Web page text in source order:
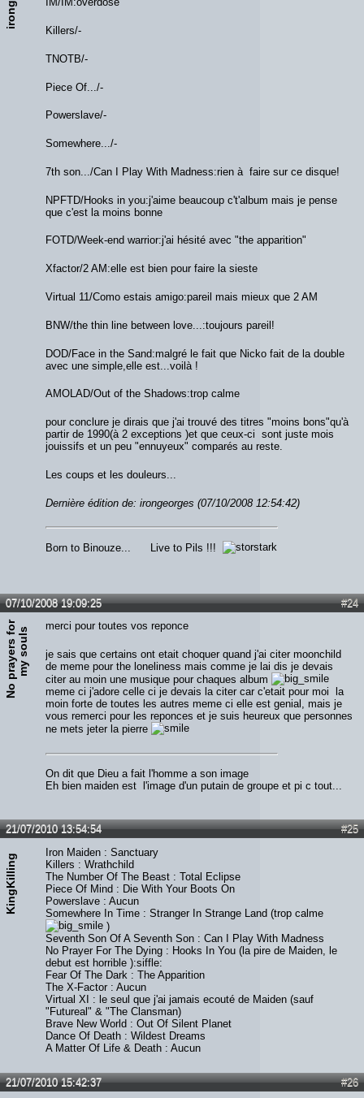
Killers/-
TNOTB/-
Piece Of.../-
Powerslave/-
Somewhere.../-
7th son.../Can I Play With Madness:rien à faire sur ce disque!
NPFTD/Hooks in you:j'aime beaucoup c't'album mais je pense
que c'est la moins bonne
FOTD/Week-end warrior:j'ai hésité avec "the apparition"
Xfactor/2 AM:elle est bien pour faire la sieste
Virtual 11/Como estais amigo:pareil mais mieux que 2 AM
BNW/the thin line between love...:toujours pareil!
DOD/Face in the Sand:malgré le fait que Nicko fait de la double
avec une simple,elle est...voilà !
AMOLAD/Out of the Shadows:trop calme
pour conclure je dirais que j'ai trouvé des titres "moins bons"qu'à
partir de 1990(à 2 exceptions )et que ceux-ci sont juste mois
jouissifs et un peu "ennuyeux" comparés au reste.
Les coups et les douleurs...
Dernière édition de: irongeorges (07/10/2008 12:54:42)
Born to Binouze... Live to Pils !!!
#24
07/10/2008 19:09:25
N
o
p
r
a
y
e
r
s
f
o
r
m
y
s
o
u
ls
merci pour toutes vos reponce
je sais que certains ont etait choquer quand j'ai citer moonchild
de meme pour the loneliness mais comme je lai dis je devais
citer au moin une musique pour chaques album
meme ci j'adore celle ci je devais la citer car c'etait pour moi la
moin forte de toutes les autres meme ci elle est genial, mais je
vous remerci pour les reponces et je suis heureux que personnes
ne mets jeter la pierre
On dit que Dieu a fait l'homme a son image
Eh bien maiden est l'image d'un putain de groupe et pi c tout...
#25
21/07/2010 13:54:54
KingKilling
Iron Maiden : Sanctuary
Killers : Wrathchild
The Number Of The Beast : Total Eclipse
Piece Of Mind : Die With Your Boots On
Powerslave : Aucun
Somewhere In Time : Stranger In Strange Land (trop calme
)
Seventh Son Of A Seventh Son : Can I Play With Madness
No Prayer For The Dying : Hooks In You (la pire de Maiden, le
debut est horrible ):siffle:
Fear Of The Dark : The Apparition
The X-Factor : Aucun
Virtual XI : le seul que j'ai jamais ecouté de Maiden (sauf
"Futureal" & "The Clansman)
Brave New World : Out Of Silent Planet
Dance Of Death : Wildest Dreams
A Matter Of Life & Death : Aucun
#26
21/07/2010 15:42:37